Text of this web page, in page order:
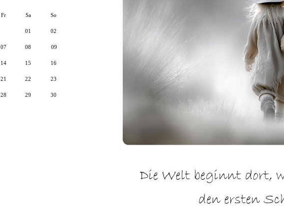
Fr Sa So
01 02
07 08 09
14 15 16
21 22 23
28 29 30